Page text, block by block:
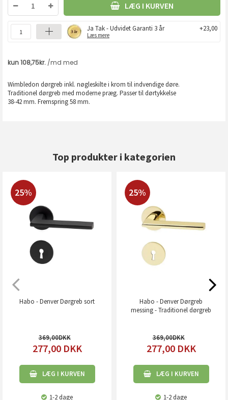
LÆG I KURVEN
Ja Tak - Udvidet Garanti 3 år
Læs mere
+23,00
Wimbledon dørgreb inkl. nøgleskilte i krom til indvendige døre.
Traditionel dørgreb med moderne præg. Passer til dørtykkelse
38-42 mm. Fremspring 58 mm.
Top produkter i kategorien
25%
Habo - Denver Dørgreb sort
369,00
277,00 DKK
LÆG I KURVEN
1-2 dage
25%
Habo - Denver Dørgreb
messing - Traditionel dørgreb
369,00
277,00 DKK
LÆG I KURVEN
1-2 dage